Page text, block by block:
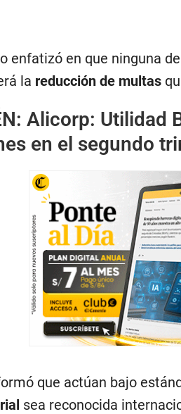
enfatizó en que ninguna
la reducción de multas
: Alicorp: Utilidad
en el segundo
que actúan bajo
sea reconocida